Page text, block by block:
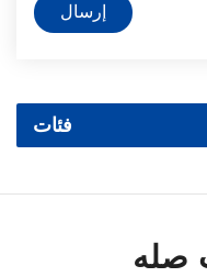
إرسال
فئات
صله